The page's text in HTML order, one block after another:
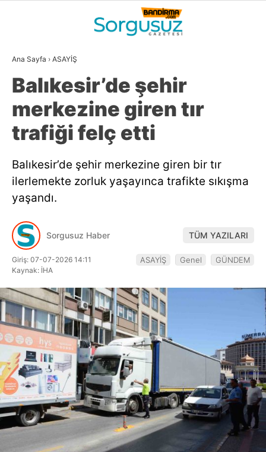
WhatsApp İhbar
Facebook
Instagram
Youtube
27.1
BALIKESIR
GALERİ VİDEO YAZARLAR
EKONOMİ
EĞİTİM
DİĞER
Ana Sayfa › ASAYİŞ
Balıkesir’de şehir
merkezine giren tır
trafiği felç etti
Balıkesir’de şehir merkezine giren bir tır
ilerlemekte zorluk yaşayınca trafikte sıkışma
yaşandı.
Sorgusuz Haber TÜM YAZILARI
Giriş: 07-07-2026 14:11
Kaynak: İHA
ASAYİŞ Genel GÜNDEM